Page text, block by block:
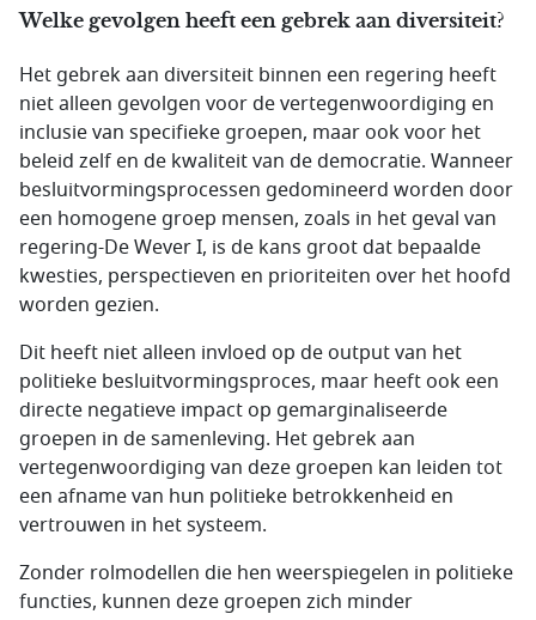
Welke gevolgen heeft een gebrek aan diversiteit?
Het gebrek aan diversiteit binnen een regering heeft
niet alleen gevolgen voor de vertegenwoordiging en
inclusie van specifieke groepen, maar ook voor het
beleid zelf en de kwaliteit van de democratie. Wanneer
besluitvormingsprocessen gedomineerd worden door
een homogene groep mensen, zoals in het geval van
regering-De Wever I, is de kans groot dat bepaalde
kwesties, perspectieven en prioriteiten over het hoofd
worden gezien.
Dit heeft niet alleen invloed op de output van het
politieke besluitvormingsproces, maar heeft ook een
directe negatieve impact op gemarginaliseerde
groepen in de samenleving. Het gebrek aan
vertegenwoordiging van deze groepen kan leiden tot
een afname van hun politieke betrokkenheid en
vertrouwen in het systeem.
Zonder rolmodellen die hen weerspiegelen in politieke
functies, kunnen deze groepen zich minder